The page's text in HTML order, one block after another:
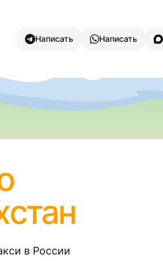
Написать Написать
в России